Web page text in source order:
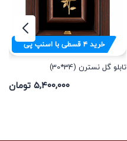
خرید۴قسطی با اسنپ پی
تابلو گل نسترن (34*30)
۵,۴۰۰,۰۰۰ تومان